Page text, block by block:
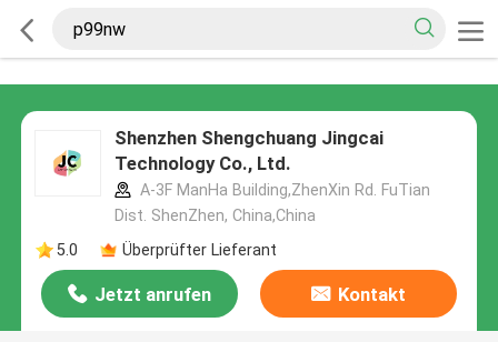
Shenzhen Shengchuang Jingcai
Technology Co., Ltd.
A-3F ManHa Building,ZhenXin Rd. FuTian
Dist. ShenZhen, China,China
5.0
Überprüfter Lieferant
Jetzt anrufen Kontakt